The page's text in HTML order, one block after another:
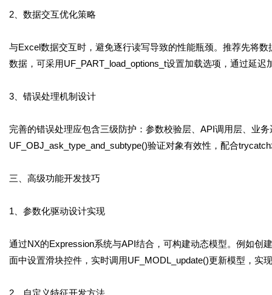
2、数据交互优化策略
与Excel数据交互时，避免逐行读写导致的性能瓶颈。推荐先将
数据，可采用UF_PART_load_options_t设置加载选项，通过延
3、错误处理机制设计
完善的错误处理应包含三级防护：参数校验层、API调用层、业
UF_OBJ_ask_type_and_subtype()验证对象有效性，配合
三、高级功能开发技巧
1、参数化驱动设计实现
通过NX的Expression系统与API结合，可构建动态模型。例如创
面中设置滑块控件，实时调用UF_MODL_update()更新模型，实
2、自定义特征开发方法